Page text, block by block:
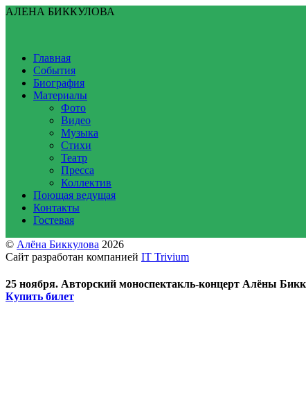
АЛЕНА БИККУЛОВА
Главная
События
Биография
Материалы
Фото
Видео
Музыка
Стихи
Театр
Пресса
Коллектив
Поющая ведущая
Контакты
Гостевая
© Алёна Биккулова 2026
Сайт разработан компанией IT Trivium
25 ноября. Авторский моноспектакль-концерт Алёны
Купить билет